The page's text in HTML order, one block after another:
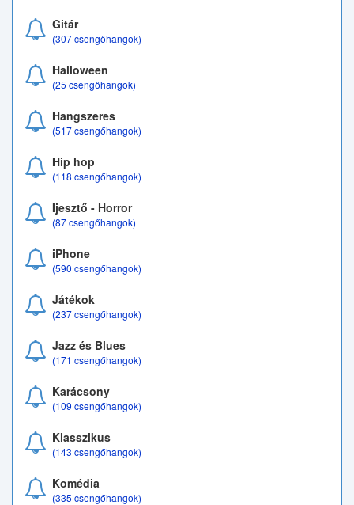
Gitár
(307 csengőhangok)
Halloween
(25 csengőhangok)
Hangszeres
(517 csengőhangok)
Hip hop
(118 csengőhangok)
Ijesztő - Horror
(87 csengőhangok)
iPhone
(590 csengőhangok)
Játékok
(237 csengőhangok)
Jazz és Blues
(171 csengőhangok)
Karácsony
(109 csengőhangok)
Klasszikus
(143 csengőhangok)
Komédia
(335 csengőhangok)